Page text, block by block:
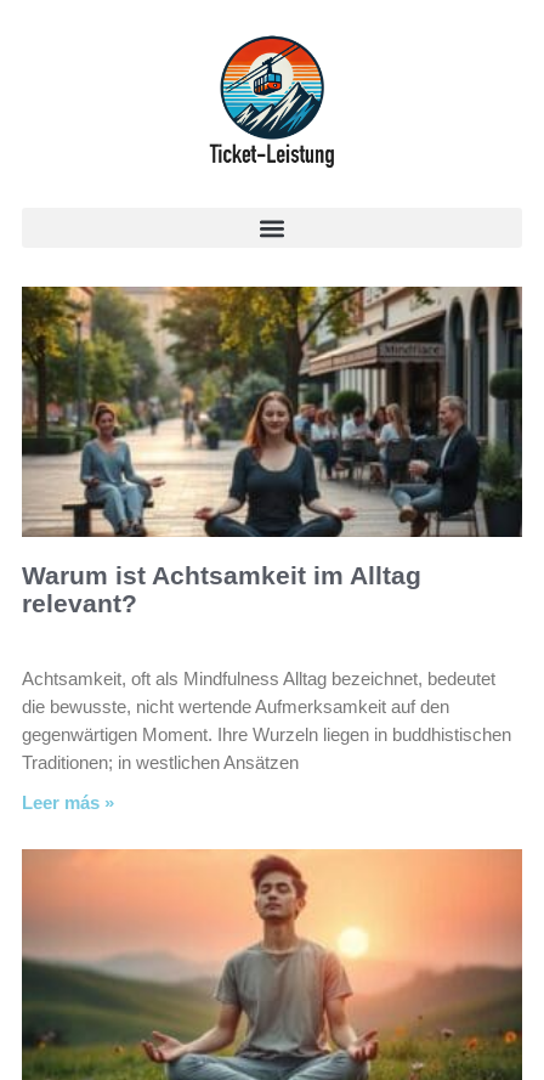
Warum ist Achtsamkeit im Alltag
relevant?
Achtsamkeit, oft als Mindfulness Alltag bezeichnet, bedeutet
die bewusste, nicht wertende Aufmerksamkeit auf den
gegenwärtigen Moment. Ihre Wurzeln liegen in buddhistischen
Traditionen; in westlichen Ansätzen
Leer más »